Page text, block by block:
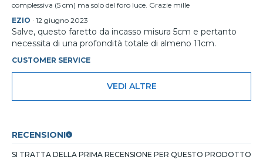
complessiva (5 cm) ma solo del foro luce. Grazie mille
EZIO · 12 giugno 2023
Salve, questo faretto da incasso misura 5cm e pertanto
necessita di una profondità totale di almeno 11cm.
CUSTOMER SERVICE
VEDI ALTRE
RECENSIONI
SI TRATTA DELLA PRIMA RECENSIONE PER QUESTO PRODOTTO